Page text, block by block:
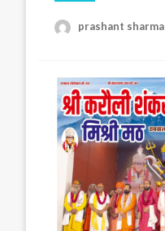
prashant sharma